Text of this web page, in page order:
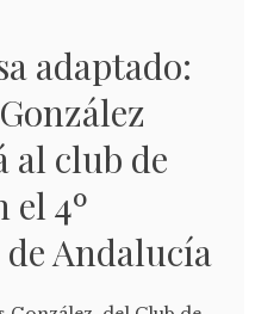
adaptado:
al club de
el 4º
Andalucía